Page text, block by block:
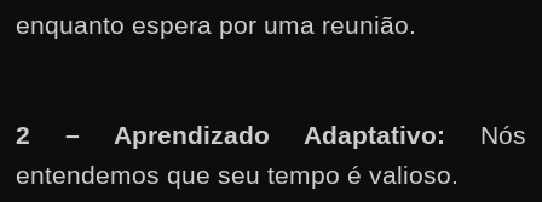
enquanto espera por uma reunião.
2 – Aprendizado Adaptativo: Nós
entendemos que seu tempo é valioso.